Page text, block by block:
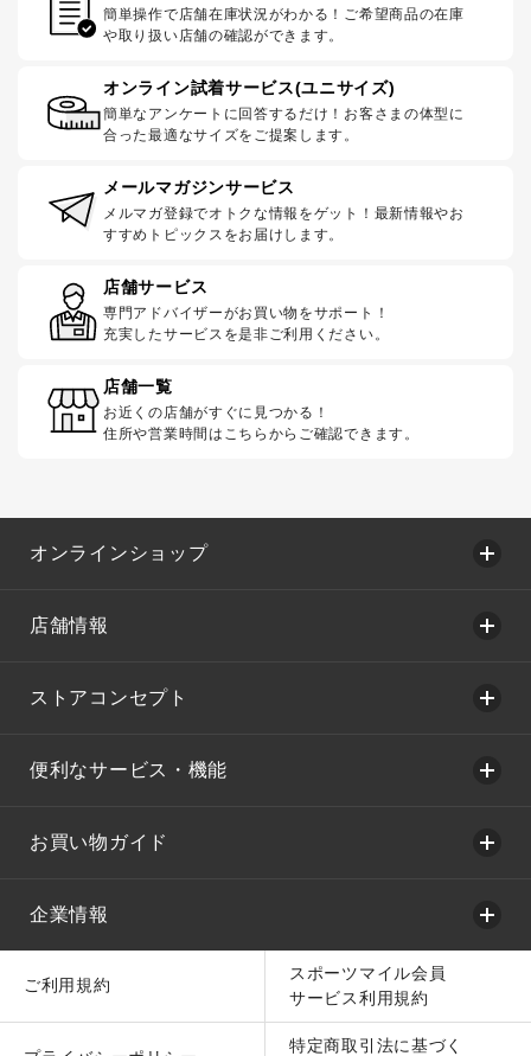
簡単操作で店舗在庫状況がわかる！ご希望商品の在庫
や取り扱い店舗の確認ができます。
オンライン試着サービス(ユニサイズ)
簡単なアンケートに回答するだけ！お客さまの体型に
合った最適なサイズをご提案します。
メールマガジンサービス
メルマガ登録でオトクな情報をゲット！最新情報やお
すすめトピックスをお届けします。
店舗サービス
専門アドバイザーがお買い物をサポート！
充実したサービスを是非ご利用ください。
店舗一覧
お近くの店舗がすぐに見つかる！
住所や営業時間はこちらからご確認できます。
オンラインショップ
店舗情報
ストアコンセプト
便利なサービス・機能
お買い物ガイド
企業情報
ご利用規約
スポーツマイル会員
サービス利用規約
特定商取引法に基づく